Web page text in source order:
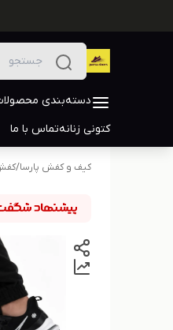
دسته‌بندی
کتونی زنانهتماس با ما
کیف و کفش پارسا/